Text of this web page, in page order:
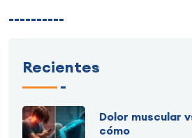
----------
Recientes
Dolor muscular
cómo